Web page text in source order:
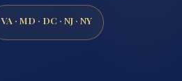
VA · MD · DC · NJ · NY